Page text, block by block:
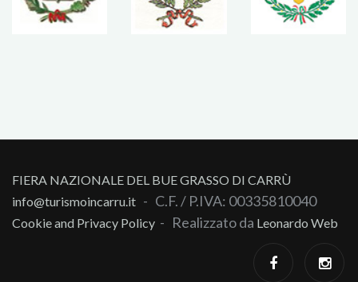
FIERA NAZIONALE DEL BUE GRASSO DI CARRÙ
info@turismoincarru.it - C.F. / P.IVA: 00335810040
Cookie and Privacy Policy - Realizzato da Leonardo Web